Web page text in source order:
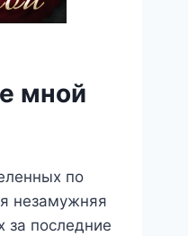
мной
по
незамужняя
за последние